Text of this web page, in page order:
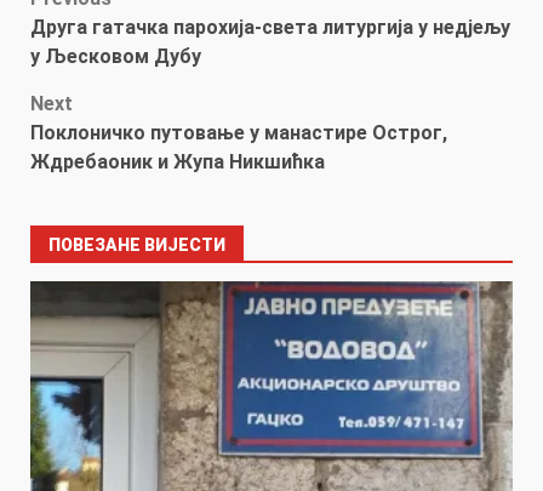
navigation
Друга гатачка парохија-света литургија у недјељу
у Љесковом Дубу
Next
Поклоничко путовање у манастире Острог,
Ждребаоник и Жупа Никшићка
ПОВЕЗАНЕ ВИЈЕСТИ